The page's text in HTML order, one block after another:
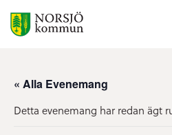
« Alla Evenemang
Detta evenemang har redan ägt